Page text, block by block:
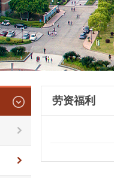
劳资福利